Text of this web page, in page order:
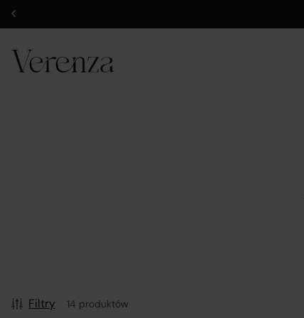
Filtry 14 produktów